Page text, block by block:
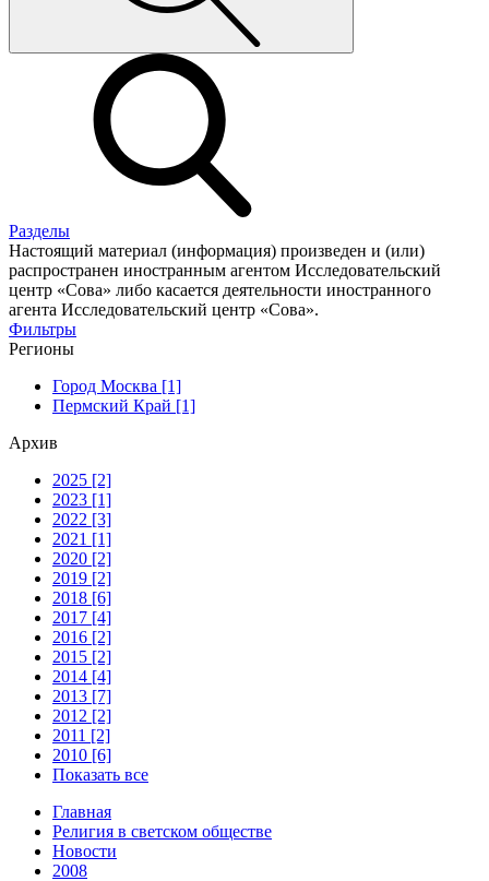
Разделы
Настоящий материал (информация) произведен и (или)
распространен иностранным агентом Исследовательский
центр «Сова» либо касается деятельности иностранного
агента Исследовательский центр «Сова».
Фильтры
Регионы
Город Москва [1]
Пермский Край [1]
Архив
2025 [2]
2023 [1]
2022 [3]
2021 [1]
2020 [2]
2019 [2]
2018 [6]
2017 [4]
2016 [2]
2015 [2]
2014 [4]
2013 [7]
2012 [2]
2011 [2]
2010 [6]
Показать все
Главная
Религия в светском обществе
Новости
2008